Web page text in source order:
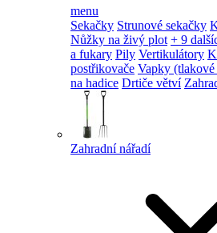
menu
Sekačky Strunové sekačky
Nůžky na živý plot + 9
a fukary Pily Vertikulátory
postřikovače Vapky (tlakové
na hadice Drtiče větví
Zahradní nářadí